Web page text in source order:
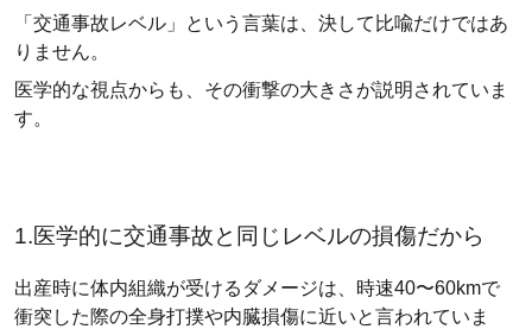
「交通事故レベル」という言葉は、決して比喩だけではあ
りません。
医学的な視点からも、その衝撃の大きさが説明されていま
す。
1.医学的に交通事故と同じレベルの損傷だから
出産時に体内組織が受けるダメージは、時速40〜60kmで
衝突した際の全身打撲や内臓損傷に近いと言われていま